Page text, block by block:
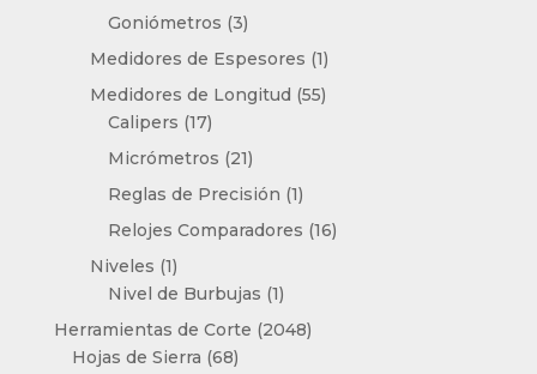
Goniómetros 33
productos
Medidores de Espesores 11
producto
Medidores de Longitud 5555
Calipers 1717
productos
Micrómetros 2121
productos
Reglas de Precisión 11
producto
Relojes Comparadores 1616
Niveles 11
producto
Nivel de Burbujas 11
producto
Herramientas de Corte 20482048
Hojas de Sierra 6868